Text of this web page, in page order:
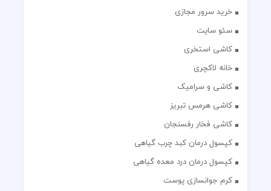
خرید سرور مجازی
سئو سایت
کاشی استخری
خانه لاکچری
کاشی و سرامیک
کاشی هرمس تبریز
کاشی فخار رفسنجان
کپسول درمان کبد چرب گیاهی
کپسول درمان درد معده گیاهی
کرم جوانسازی پوست